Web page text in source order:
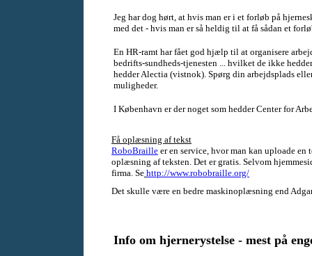
Jeg har dog hørt, at hvis man er i et forløb på
med det - hvis man er så heldig til at få sådan et
En HR-ramt har fået god hjælp til at organisere
bedrifts-sundheds-tjenesten ... hvilket de ikke
hedder Alectia (vistnok). Spørg din arbejdsplads
muligheder.
I København er der noget som hedder Center for
Få oplæsning af tekst
RoboBraille er en service, hvor man kan uploade
oplæsning af teksten. Det er gratis. Selvom
firma. Se http://www.robobraille.org/
Det skulle være en bedre maskinoplæsning end
Info om hjernerystelse - mest på